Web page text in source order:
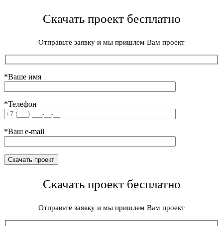
Скачать проект бесплатно
Отправьте заявку и мы пришлем Вам проект
*Ваше имя
*Телефон
*Ваш e-mail
Скачать проект бесплатно
Отправьте заявку и мы пришлем Вам проект